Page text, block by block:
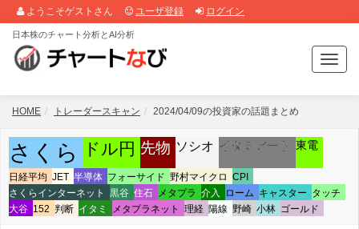
ようこそゲストさん ユーザ登録 ログイン
T
o
g
v
日本株のチャート分析とAI分析
HOME トレーダースキャン 2024/04/09の投資家の話題まとめ
さくら ドル円 先物 ソシオ イタミアート 東電
日経平均 JET 半導体 フォーサイド 野村マイクロ CPI
さくらインターネット
黒谷 住石 メタプラ 介入 ローム キャスター タッチ
大谷 152 判断 イタミ メタプラネット 理経 陽線 野崎 小林 ゴールド